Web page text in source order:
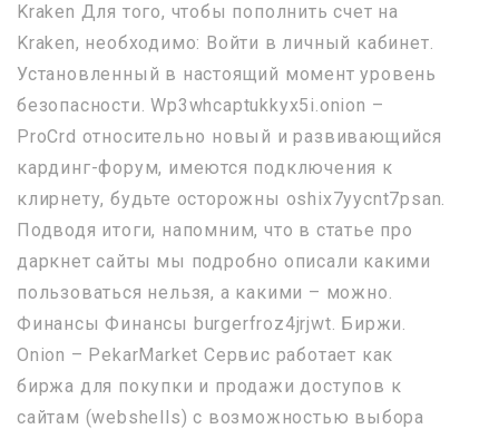
Kraken Для того, чтобы пополнить счет на
Kraken, необходимо: Войти в личный кабинет.
Установленный в настоящий момент уровень
безопасности. Wp3whcaptukkyx5i.onion –
ProCrd относительно новый и развивающийся
кардинг-форум, имеются подключения к
клирнету, будьте осторожны oshix7yycnt7psan.
Подводя итоги, напомним, что в статье про
даркнет сайты мы подробно описали какими
пользоваться нельзя, а какими – можно.
Финансы Финансы burgerfroz4jrjwt. Биржи.
Onion – PekarMarket Сервис работает как
биржа для покупки и продажи доступов к
сайтам (webshells) с возможностью выбора